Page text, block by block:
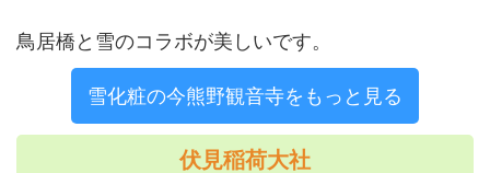
鳥居橋と雪のコラボが美しいです。
雪化粧の今熊野観音寺をもっと見る
伏見稲荷大社